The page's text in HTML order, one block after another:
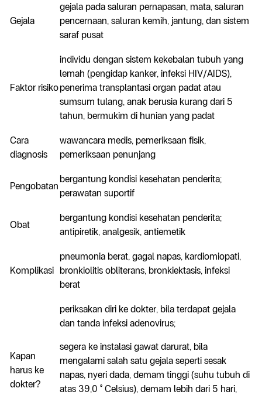
Gejala
gejala pada saluran pernapasan, mata, saluran
pencernaan, saluran kemih, jantung, dan sistem
saraf pusat
Faktor risiko
individu dengan sistem kekebalan tubuh yang
lemah (pengidap kanker, infeksi HIV/AIDS),
penerima transplantasi organ padat atau
sumsum tulang, anak berusia kurang dari 5
tahun, bermukim di hunian yang padat
Cara
diagnosis
wawancara medis, pemeriksaan fisik,
pemeriksaan penunjang
Pengobatan
bergantung kondisi kesehatan penderita;
perawatan suportif
Obat
bergantung kondisi kesehatan penderita;
antipiretik, analgesik, antiemetik
Komplikasi
pneumonia berat, gagal napas, kardiomiopati,
bronkiolitis obliterans, bronkiektasis, infeksi
berat
Kapan
harus ke
dokter?
periksakan diri ke dokter, bila terdapat gejala
dan tanda infeksi adenovirus;
segera ke instalasi gawat darurat, bila
mengalami salah satu gejala seperti sesak
napas, nyeri dada, demam tinggi (suhu tubuh di
atas 39,0 ° Celsius), demam lebih dari 5 hari,